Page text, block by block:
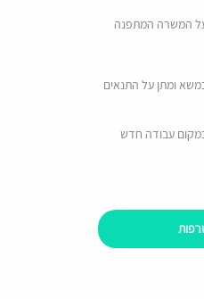
המשרה המתפנה
במשא ומתן על התנאים
עבודה חדש